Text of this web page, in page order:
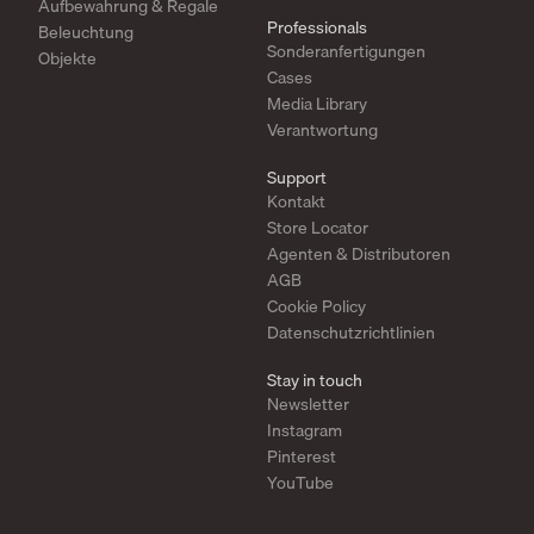
Aufbewahrung & Regale
Beleuchtung
Objekte
Professionals
Sonderanfertigungen
Cases
Media Library
Verantwortung
Support
Kontakt
Store Locator
Agenten & Distributoren
AGB
Cookie Policy
Datenschutzrichtlinien
Stay in touch
Newsletter
Instagram
Pinterest
YouTube